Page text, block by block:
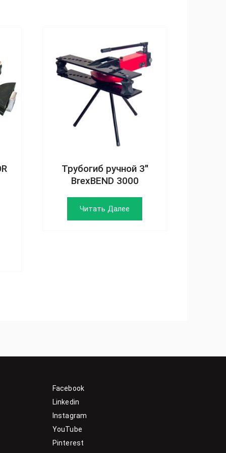
Трубогиб ручной 3″
BrexBEND 3000
Читать Далее
Facebook
Linkedin
Instagram
YouTube
Pinterest